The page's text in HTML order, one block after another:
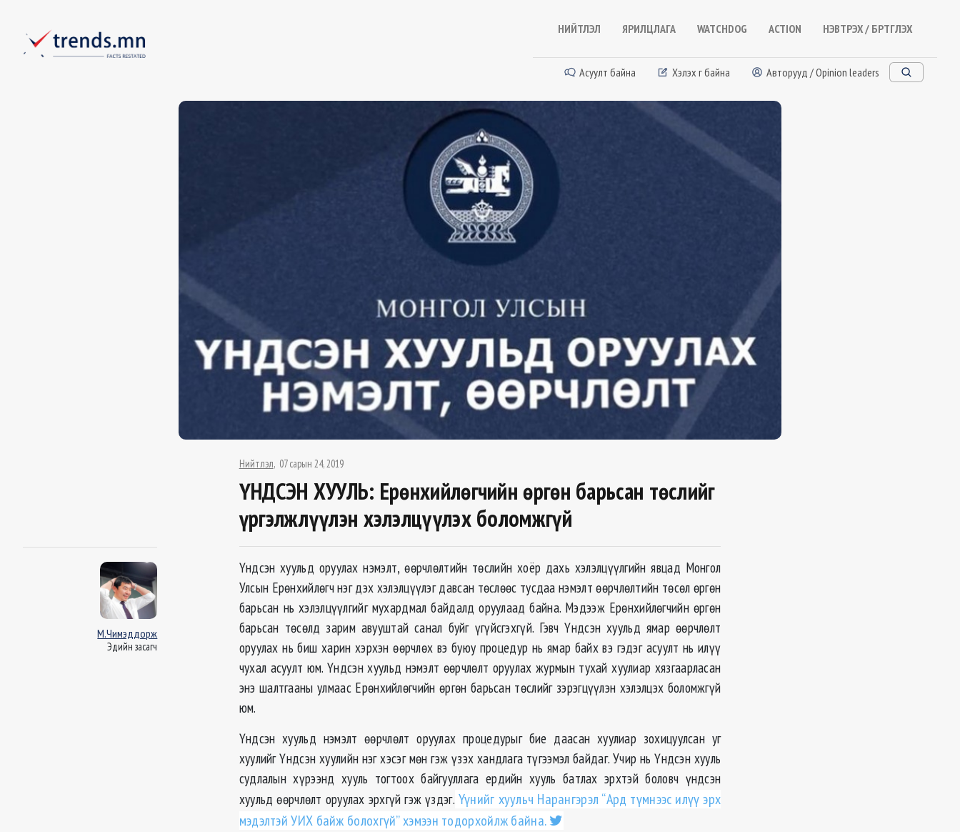
НИЙТЛЭЛ ЯРИЛЦЛАГА WATCHDOG ACTION НЭВТРЭХ / БҮРТГҮҮЛЭХ
Асуулт байна Хэлэх үг байна Авторууд / Opinion leaders
Нийтлэл 07 сарын 24, 2019
ҮНДСЭН ХУУЛЬ: Ерөнхийлөгчийн өргөн барьсан төслийг
үргэлжлүүлэн хэлэлцүүлэх боломжгүй
М.Чимэддорж
Эдийн засагч
Үндсэн хуульд оруулах нэмэлт, өөрчлөлтийн төслийн хоёр дахь хэлэлцүүлгийн явцад Монгол
Улсын Ерөнхийлөгч нэг дэх хэлэлцүүлэг давсан төслөөс тусдаа нэмэлт өөрчлөлтийн төсөл өргөн
барьсан нь хэлэлцүүлгийг мухардмал байдалд оруулаад байна. Мэдээж Ерөнхийлөгчийн өргөн
барьсан төсөлд зарим авууштай санал буйг үгүйсгэхгүй. Гэвч Үндсэн хуульд ямар өөрчлөлт
оруулах нь биш харин хэрхэн өөрчлөх вэ буюу процедур нь ямар байх вэ гэдэг асуулт нь илүү
чухал асуулт юм. Үндсэн хуульд нэмэлт өөрчлөлт оруулах журмын тухай хуулиар хязгаарласан
энэ шалтгааны улмаас Ерөнхийлөгчийн өргөн барьсан төслийг зэрэгцүүлэн хэлэлцэх боломжгүй
юм.
Үндсэн хуульд нэмэлт өөрчлөлт оруулах процедурыг бие даасан хуулиар зохицуулсан уг
хуулийг Үндсэн хуулийн нэг хэсэг мөн гэж үзэх хандлага түгээмэл байдаг. Учир нь Үндсэн хууль
судлалын хүрээнд хууль тогтоох байгууллага ердийн хууль батлах эрхтэй боловч үндсэн
хуульд өөрчлөлт оруулах эрхгүй гэж үздэг. Үүнийг хуульч Нарангэрэл “Ард түмнээс илүү эрх
мэдэлтэй УИХ байж болохгүй” хэмээн тодорхойлж байна.